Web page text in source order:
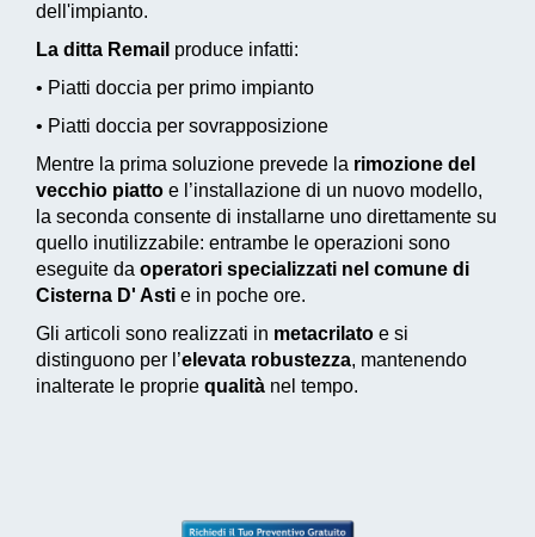
dell'impianto.
La ditta Remail produce infatti:
• Piatti doccia per primo impianto
• Piatti doccia per sovrapposizione
Mentre la prima soluzione prevede la rimozione del
vecchio piatto e l’installazione di un nuovo modello,
la seconda consente di installarne uno direttamente su
quello inutilizzabile: entrambe le operazioni sono
eseguite da operatori specializzati nel comune di
Cisterna D' Asti e in poche ore.
Gli articoli sono realizzati in metacrilato e si
distinguono per l’elevata robustezza, mantenendo
inalterate le proprie qualità nel tempo.